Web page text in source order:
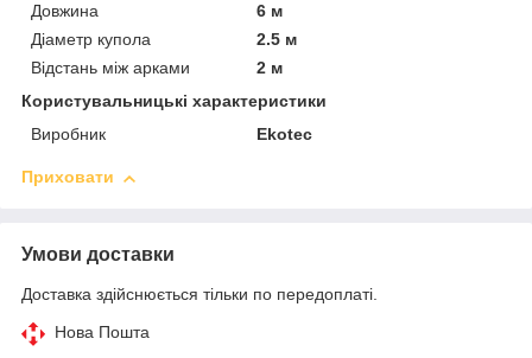
Довжина
6 м
Діаметр купола
2.5 м
Відстань між арками
2 м
Користувальницькі характеристики
Виробник
Ekotec
Приховати
Умови доставки
Доставка здійснюється тільки по передоплаті.
Нова Пошта